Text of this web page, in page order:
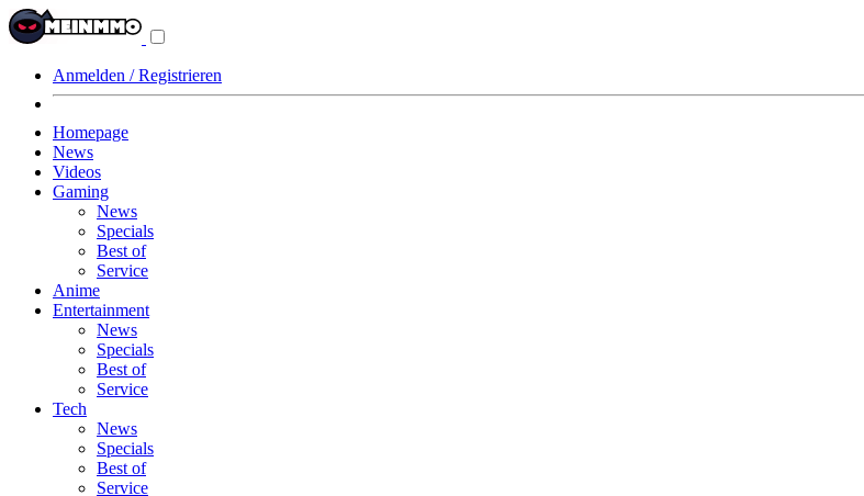
Anmelden / Registrieren
Homepage
News
Videos
Gaming
News
Specials
Best of
Service
Anime
Entertainment
News
Specials
Best of
Service
Tech
News
Specials
Best of
Service